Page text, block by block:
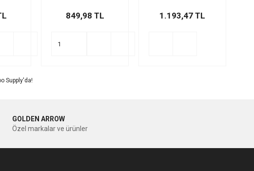
849,98 TL
Polarizer Filter)
1.193,47 TL
Supply'da!
GOLDEN ARROW
Özel markalar ve ürünler